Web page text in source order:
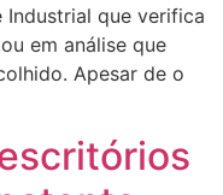
que verifica
em análise que
Apesar de o